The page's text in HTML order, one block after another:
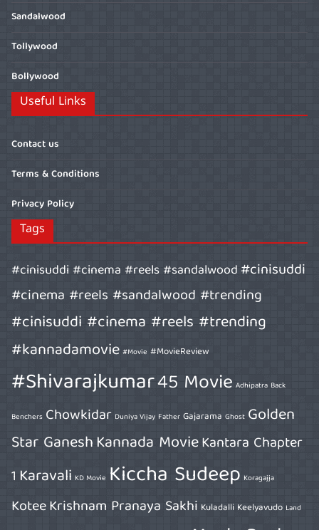
Sandalwood
Tollywood
Bollywood
Useful Links
Contact us
Terms & Conditions
Privacy Policy
Tags
#cinisuddi #cinema #reels #sandalwood#cinisuddi
#cinema #reels #sandalwood #trending
#cinisuddi #cinema #reels #trending
#kannadamovie #Movie #MovieReview
#Shivarajkumar45 Movie Adhipatra Back
Benchers Chowkidar Duniya Vijay Father Gajarama Ghost Golden
Star GaneshKannada MovieKantara Chapter
1 Karavali KD Movie Kiccha Sudeep Koragajja
KoteeKrishnam Pranaya Sakhi Kuladalli Keelyavudo Land